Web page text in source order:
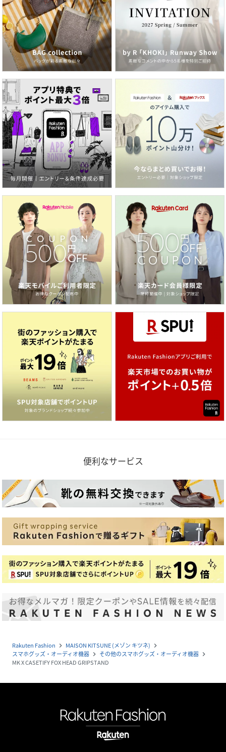
便利なサービス
Rakuten Fashion navigate_next MAISON KITSUNE (メゾン キツネ) navigate_next
スマホグッズ・オーディオ機器 navigate_next その他のスマホグッズ・オーディオ機器 navigate_next
MK X CASETIFY FOX HEAD GRIPSTAND